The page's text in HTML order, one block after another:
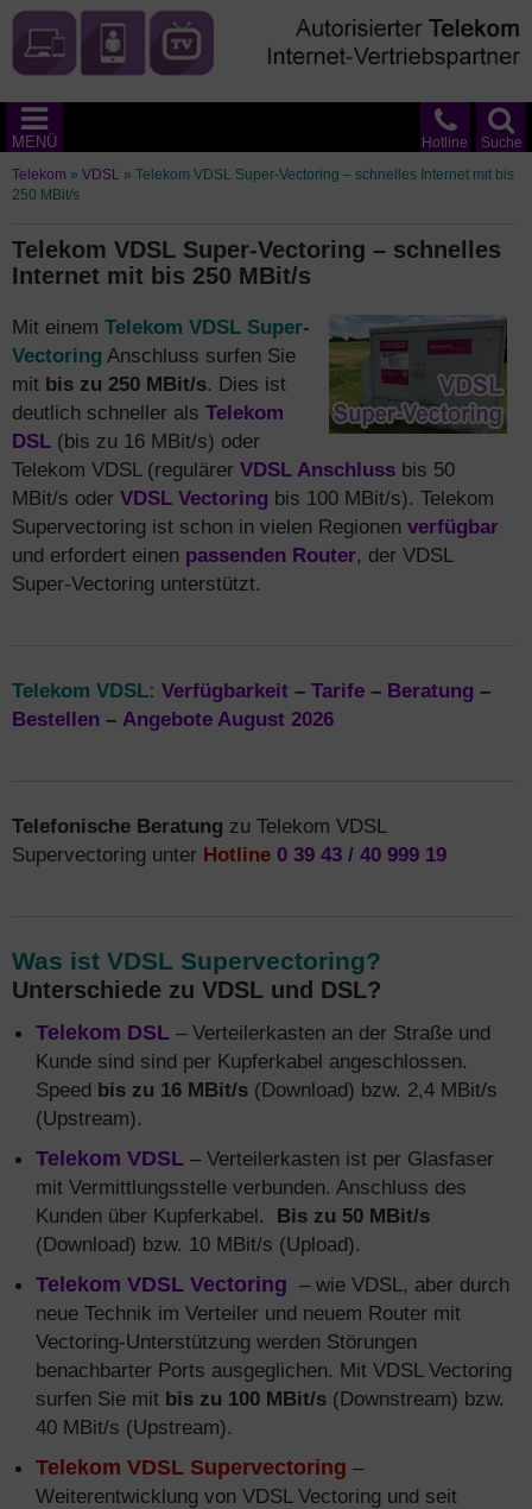
Suche
Hotline
MENÜ
Telekom » VDSL » Telekom VDSL Super-Vectoring – schnelles Internet mit bis
250 MBit/s
Telekom VDSL Super-Vectoring – schnelles
Internet mit bis 250 MBit/s
Mit einem Telekom VDSL Super-
Vectoring Anschluss surfen Sie
mit bis zu 250 MBit/s. Dies ist
deutlich schneller als Telekom
DSL (bis zu 16 MBit/s) oder
Telekom VDSL (regulärer VDSL Anschluss bis 50
MBit/s oder VDSL Vectoring bis 100 MBit/s). Telekom
Supervectoring ist schon in vielen Regionen verfügbar
und erfordert einen passenden Router, der VDSL
Super-Vectoring unterstützt.
Telekom VDSL: Verfügbarkeit – Tarife – Beratung –
Bestellen – Angebote August 2026
Telefonische Beratung zu Telekom VDSL
Supervectoring unter Hotline 0 39 43 / 40 999 19
Was ist VDSL Supervectoring?
Unterschiede zu VDSL und DSL?
Telekom DSL – Verteilerkasten an der Straße und
Kunde sind sind per Kupferkabel angeschlossen.
Speed bis zu 16 MBit/s (Download) bzw. 2,4 MBit/s
(Upstream).
Telekom VDSL – Verteilerkasten ist per Glasfaser
mit Vermittlungsstelle verbunden. Anschluss des
Kunden über Kupferkabel. Bis zu 50 MBit/s
(Download) bzw. 10 MBit/s (Upload).
Telekom VDSL Vectoring – wie VDSL, aber durch
neue Technik im Verteiler und neuem Router mit
Vectoring-Unterstützung werden Störungen
benachbarter Ports ausgeglichen. Mit VDSL Vectoring
surfen Sie mit bis zu 100 MBit/s (Downstream) bzw.
40 MBit/s (Upstream).
Telekom VDSL Supervectoring –
Weiterentwicklung von VDSL Vectoring und seit